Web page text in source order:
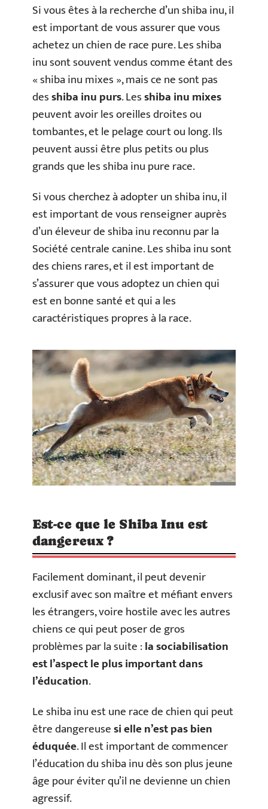
Si vous êtes à la recherche d’un shiba inu, il
est important de vous assurer que vous
achetez un chien de race pure. Les shiba
inu sont souvent vendus comme étant des
« shiba inu mixes », mais ce ne sont pas
desshiba inu purs. Lesshiba inu mixes
peuvent avoir les oreilles droites ou
tombantes, et le pelage court ou long. Ils
peuvent aussi être plus petits ou plus
grands que les shiba inu pure race.
Si vous cherchez à adopter un shiba inu, il
est important de vous renseigner auprès
d’un éleveur de shiba inu reconnu par la
Société centrale canine. Les shiba inu sont
des chiens rares, et il est important de
s’assurer que vous adoptez un chien qui
est en bonne santé et qui a les
caractéristiques propres à la race.
Est-ce que le Shiba Inu est
dangereux ?
Facilement dominant, il peut devenir
exclusif avec son maître et méfiant envers
les étrangers, voire hostile avec les autres
chiens ce qui peut poser de gros
problèmes par la suite :la sociabilisation
est l’aspect le plus important dans
l’éducation.
Le shiba inu est une race de chien qui peut
être dangereusesi elle n’est pas bien
éduquée. Il est important de commencer
l’éducation du shiba inu dès son plus jeune
âge pour éviter qu’il ne devienne un chien
agressif.